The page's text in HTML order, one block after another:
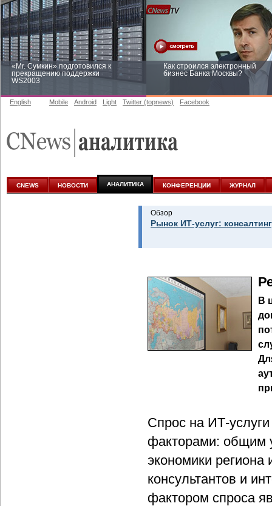
«Mr. Сумкин» подготовился к
прекращению поддержки
WS2003
Как строился электронный
бизнес Банка Москвы?
аналитике
English Mobile Android Light Twitter (topnews) Facebook
CNEWS НОВОСТИ АНАЛИТИКА КОНФЕРЕНЦИИ ЖУРНАЛ
Обзор
Рынок ИТ-услуг:
В
Спрос на ИТ-
факторами: общим
экономики
консультантов и
фактором спроса